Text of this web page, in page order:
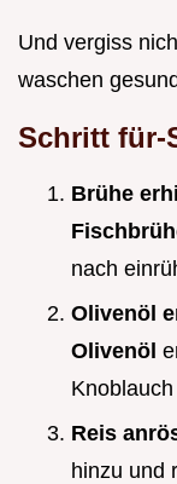
Und vergiss
waschen
Schritt für-
Brühe
nach
Olivenöl
Olivenöl
Knoblauch
Reis
hinzu und